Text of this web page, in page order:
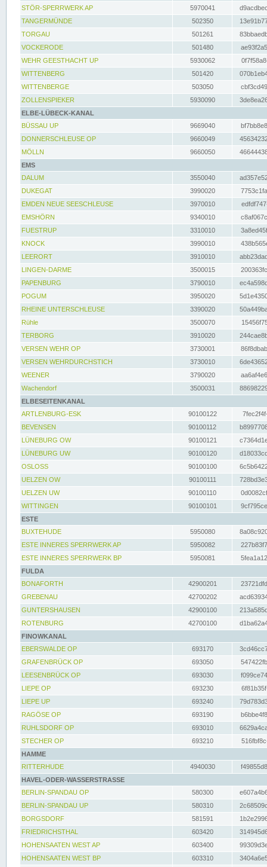
STÖR-SPERRWERK AP 5970041
TANGERMÜNDE
502350
TORGAU
501261
VOCKERODE
501480
WEHR GEESTHACHT UP
5930062
WITTENBERG
501420
WITTENBERGE
503050
ZOLLENSPIEKER
5930090
ELBE-LÜBECK-KANAL
BÜSSAU UP
9669040
DONNERSCHLEUSE OP
9660049
MÖLLN
9660050
EMS
DALUM
3550040
DUKEGAT
3990020
EMDEN NEUE SEESCHLEUSE
3970010
EMSHÖRN
9340010
FUESTRUP
3310010
KNOCK
3990010
LEERORT
3910010
LINGEN-DARME
3500015
PAPENBURG
3790010
POGUM
3950020
RHEINE UNTERSCHLEUSE
3390020
Rühle
3500070
TERBORG
3910020
VERSEN WEHR OP
3730001
VERSEN WEHRDURCHSTICH
3730010
WEENER
3790020
Wachendorf
3500031
ELBESEITENKANAL
ARTLENBURG-ESK
90100122
BEVENSEN
90100112
LÜNEBURG OW
90100121
LÜNEBURG UW
90100120
OSLOSS
90100100
UELZEN OW
90100111
UELZEN UW
90100110
WITTINGEN
90100101
ESTE
BUXTEHUDE
5950080
ESTE INNERES SPERRWERK AP
5950082
ESTE INNERES SPERRWERK BP
5950081
FULDA
BONAFORTH
42900201
GREBENAU
42700202
GUNTERSHAUSEN
42900100
ROTENBURG
42700100
FINOWKANAL
EBERSWALDE OP
693170
GRAFENBRÜCK OP
693050
LEESENBRÜCK OP
693030
LIEPE OP
693230
LIEPE UP
693240
RAGÖSE OP
693190
RUHLSDORF OP
693010
STECHER OP
693210
HAMME
RITTERHUDE
4940030
HAVEL-ODER-WASSERSTRASSE
BERLIN-SPANDAU OP
580300
BERLIN-SPANDAU UP
580310
BORGSDORF
581591
FRIEDRICHSTHAL
603420
HOHENSAATEN WEST AP
603400
HOHENSAATEN WEST BP
603310